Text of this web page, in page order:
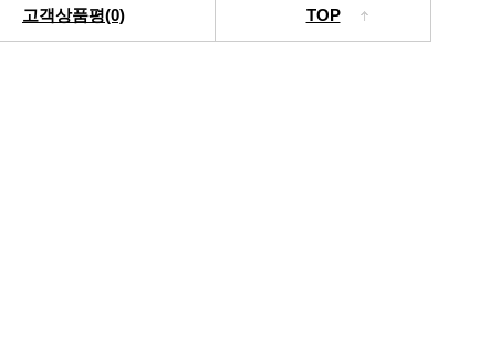
고객상품평(0) TOP